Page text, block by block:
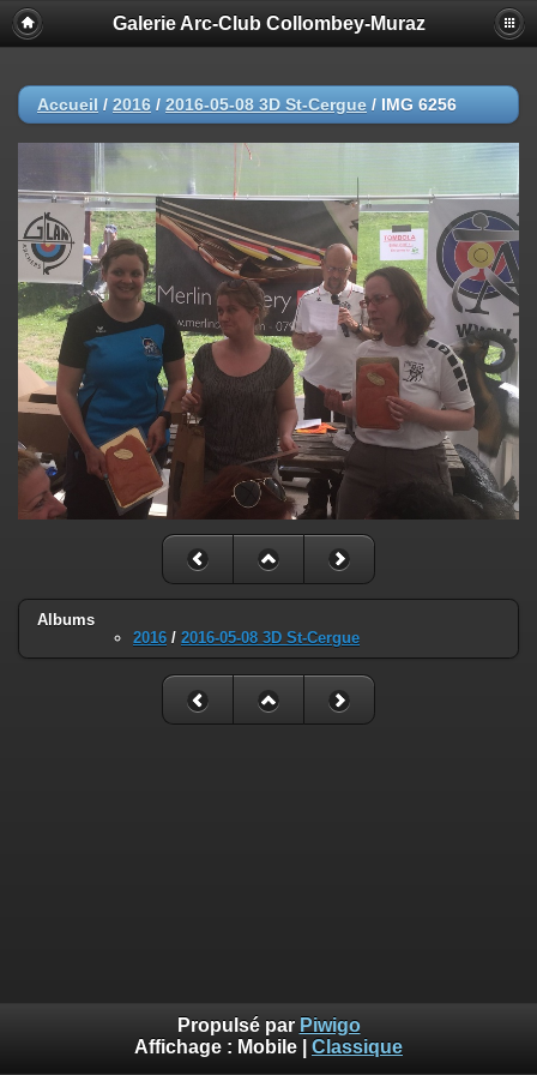
Galerie Arc-Club Collombey-Muraz
Accueil / 2016 / 2016-05-08 3D St-Cergue / IMG 6256
Albums
2016 / 2016-05-08 3D St-Cergue
Propulsé par Piwigo
Affichage : Mobile Classique